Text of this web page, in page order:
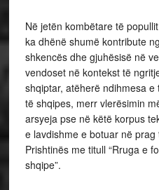
Në jetën kombëtare të
ka dhënë shumë kontribute
shkencës dhe gjuhësisë në
vendoset në kontekst të
shqiptar, atëherë ndihmesa
të shqipes, merr vlerësimin
arsyeja pse në këtë korpus
e lavdishme e botuar në
Prishtinës me titull “Rruga e
shqipe”.